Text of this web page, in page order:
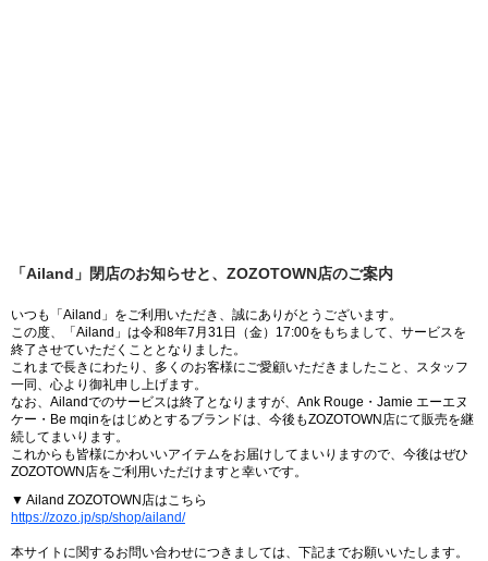
「Ailand」閉店のお知らせと、ZOZOTOWN店のご案内
いつも「Ailand」をご利用いただき、誠にありがとうございます。
この度、「Ailand」は令和8年7月31日（金）17:00をもちまして、サービスを
終了させていただくこととなりました。
これまで長きにわたり、多くのお客様にご愛顧いただきましたこと、スタッフ
一同、心より御礼申し上げます。
なお、Ailandでのサービスは終了となりますが、Ank Rouge・Jamie エーエヌ
ケー・Be mqinをはじめとするブランドは、今後もZOZOTOWN店にて販売を継
続してまいります。
これからも皆様にかわいいアイテムをお届けしてまいりますので、今後はぜひ
ZOZOTOWN店をご利用いただけますと幸いです。
▼ Ailand ZOZOTOWN店はこちら
https://zozo.jp/sp/shop/ailand/
本サイトに関するお問い合わせにつきましては、下記までお願いいたします。